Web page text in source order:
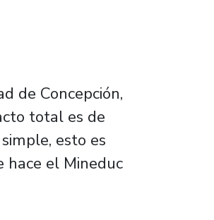
de Concepción,
total es de
esto es
hace el Mineduc